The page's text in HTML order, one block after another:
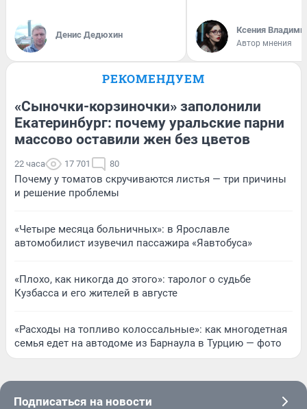
Денис Дедюхин Ксения
Автор мнения
РЕКОМЕНДУЕМ
«Сыночки-корзиночки» заполонили
Екатеринбург: почему уральские парни
массово оставили жен без цветов
22 часа 17 701 80
Почему у томатов скручиваются листья — три причины
и решение проблемы
«Четыре месяца больничных»: в Ярославле
автомобилист изувечил пассажира «Яавтобуса»
«Плохо, как никогда до этого»: таролог о судьбе
Кузбасса и его жителей в августе
«Расходы на топливо колоссальные»: как многодетная
семья едет на автодоме из Барнаула в Турцию — фото
Подписаться на новости